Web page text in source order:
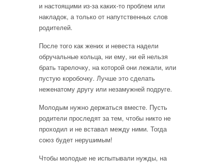
и настоящими из-за каких-то проблем или
накладок, а только от напутственных слов
родителей.
После того как жених и невеста надели
обручальные кольца, ни ему, ни ей нельзя
брать тарелочку, на которой они лежали, или
пустую коробочку. Лучше это сделать
неженатому другу или незамужней подруге.
Молодым нужно держаться вместе. Пусть
родители проследят за тем, чтобы никто не
проходил и не вставал между ними. Тогда
союз будет нерушимым!
Чтобы молодые не испытывали нужды, на